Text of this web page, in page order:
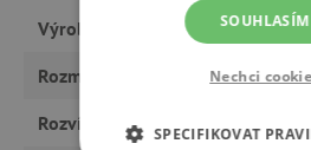
Výrobce
Rozměry 15 x
Rozvíjí
SOUHLASÍM
Nechci
SPECIFIKOVAT